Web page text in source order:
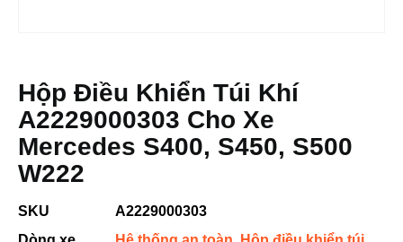
Hộp Điều Khiển Túi Khí
A2229000303 Cho Xe
Mercedes S400, S450, S500
W222
SKU
A2229000303